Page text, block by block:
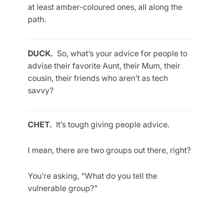
at least amber-coloured ones, all along the
path.
DUCK. So, what’s your advice for people to
advise their favorite Aunt, their Mum, their
cousin, their friends who aren’t as tech
savvy?
CHET. It’s tough giving people advice.
I mean, there are two groups out there, right?
You’re asking, “What do you tell the
vulnerable group?”